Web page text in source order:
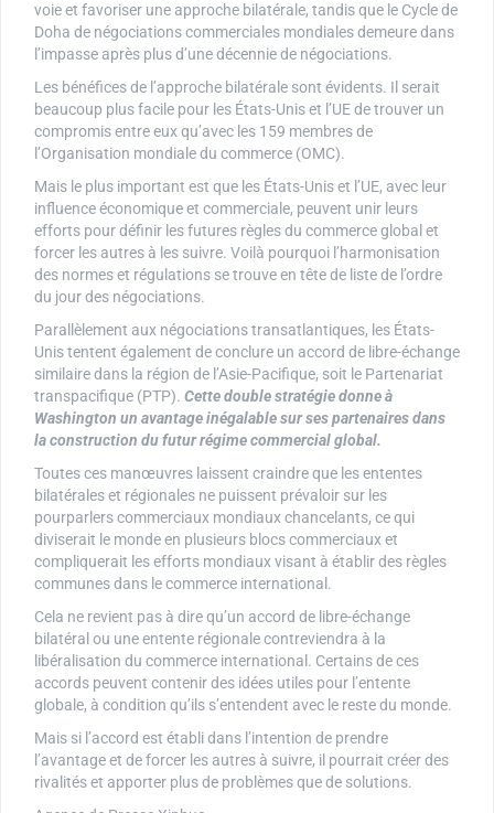
voie et favoriser une approche bilatérale, tandis que le Cycle de
Doha de négociations commerciales mondiales demeure dans
l’impasse après plus d’une décennie de négociations.
Les bénéfices de l’approche bilatérale sont évidents. Il serait
beaucoup plus facile pour les États-Unis et l’UE de trouver un
compromis entre eux qu’avec les 159 membres de
l’Organisation mondiale du commerce (OMC).
Mais le plus important est que les États-Unis et l’UE, avec leur
influence économique et commerciale, peuvent unir leurs
efforts pour définir les futures règles du commerce global et
forcer les autres à les suivre. Voilà pourquoi l’harmonisation
des normes et régulations se trouve en tête de liste de l’ordre
du jour des négociations.
Parallèlement aux négociations transatlantiques, les États-
Unis tentent également de conclure un accord de libre-échange
similaire dans la région de l’Asie-Pacifique, soit le Partenariat
transpacifique (PTP). Cette double stratégie donne à
Washington un avantage inégalable sur ses partenaires dans
la construction du futur régime commercial global.
Toutes ces manœuvres laissent craindre que les ententes
bilatérales et régionales ne puissent prévaloir sur les
pourparlers commerciaux mondiaux chancelants, ce qui
diviserait le monde en plusieurs blocs commerciaux et
compliquerait les efforts mondiaux visant à établir des règles
communes dans le commerce international.
Cela ne revient pas à dire qu’un accord de libre-échange
bilatéral ou une entente régionale contreviendra à la
libéralisation du commerce international. Certains de ces
accords peuvent contenir des idées utiles pour l’entente
globale, à condition qu’ils s’entendent avec le reste du monde.
Mais si l’accord est établi dans l’intention de prendre
l’avantage et de forcer les autres à suivre, il pourrait créer des
rivalités et apporter plus de problèmes que de solutions.